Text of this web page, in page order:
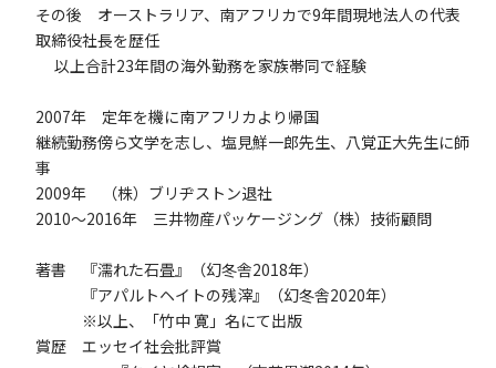
その後 オーストラリア、南アフリカで9年間現地法人の代表
取締役社長を歴任
以上合計23年間の海外勤務を家族帯同で経験
2007年 定年を機に南アフリカより帰国
継続勤務傍ら文学を志し、塩見鮮一郎先生、八覚正大先生に師
事
2009年 （株）ブリヂストン退社
2010～2016年 三井物産パッケージング（株）技術顧問
著書 『濡れた石畳』（幻冬舎2018年）
『アパルトヘイトの残滓』（幻冬舎2020年）
※以上、「竹中 寛」名にて出版
賞歴 エッセイ社会批評賞